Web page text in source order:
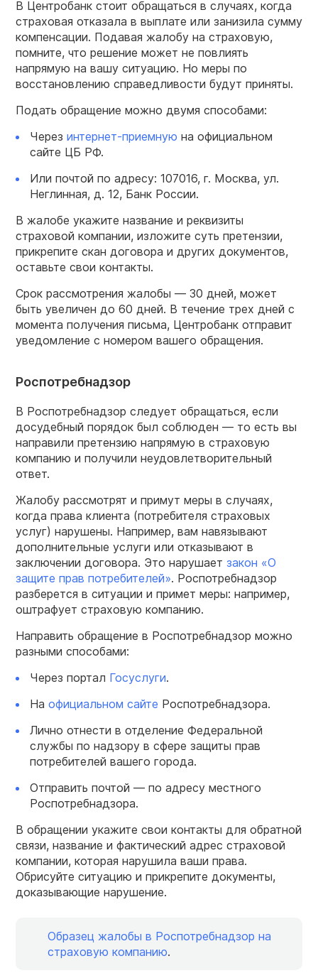
В Центробанк стоит обращаться в случаях, когда
страховая отказала в выплате или занизила сумму
компенсации. Подавая жалобу на страховую,
помните, что решение может не повлиять
напрямую на вашу ситуацию. Но меры по
восстановлению справедливости будут приняты.
Подать обращение можно двумя способами:
Через интернет-приемную на официальном
сайте ЦБ РФ.
Или почтой по адресу: 107016, г. Москва, ул.
Неглинная, д. 12, Банк России.
В жалобе укажите название и реквизиты
страховой компании, изложите суть претензии,
прикрепите скан договора и других документов,
оставьте свои контакты.
Срок рассмотрения жалобы — 30 дней, может
быть увеличен до 60 дней. В течение трех дней с
момента получения письма, Центробанк отправит
уведомление с номером вашего обращения.
Роспотребнадзор
В Роспотребнадзор следует обращаться, если
досудебный порядок был соблюден — то есть вы
направили претензию напрямую в страховую
компанию и получили неудовлетворительный
ответ.
Жалобу рассмотрят и примут меры в случаях,
когда права клиента (потребителя страховых
услуг) нарушены. Например, вам навязывают
дополнительные услуги или отказывают в
заключении договора. Это нарушает закон «О
защите прав потребителей». Роспотребнадзор
разберется в ситуации и примет меры: например,
оштрафует страховую компанию.
Направить обращение в Роспотребнадзор можно
разными способами:
Через портал Госуслуги.
На официальном сайте Роспотребнадзора.
Лично отнести в отделение Федеральной
службы по надзору в сфере защиты прав
потребителей вашего города.
Отправить почтой — по адресу местного
Роспотребнадзора.
В обращении укажите свои контакты для обратной
связи, название и фактический адрес страховой
компании, которая нарушила ваши права.
Обрисуйте ситуацию и прикрепите документы,
доказывающие нарушение.
Образец жалобы в Роспотребнадзор на
страховую компанию.